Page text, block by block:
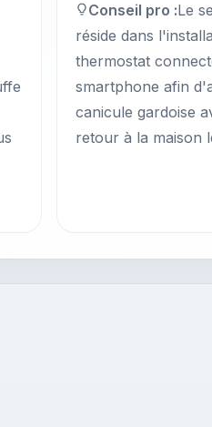
Conseil pro :Le
réside dans
thermostat
smartphone afin
canicule gardoise
retour à la maison